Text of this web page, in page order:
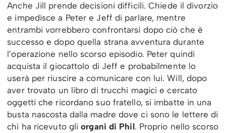
Anche Jill prende decisioni difficili. Chiede il divorzio
e impedisce a Peter e Jeff di parlare, mentre
entrambi vorrebbero confrontarsi dopo ciò che è
successo e dopo quella strana avventura durante
l’operazione nello scorso episodio. Peter quindi
acquista il giocattolo di Jeff e probabilmente lo
userà per riuscire a comunicare con lui. Will, dopo
aver trovato un libro di trucchi magici e cercato
oggetti che ricordano suo fratello, si imbatte in una
busta nascosta dalla madre dove ci sono le lettere di
chi ha ricevuto gliorgani di Phil. Proprio nello scorso